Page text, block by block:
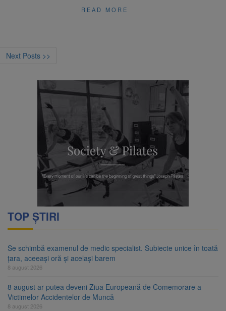
READ MORE
Next Posts >>
TOP ȘTIRI
Se schimbă examenul de medic specialist. Subiecte unice în toată
țara, aceeași oră și același barem
8 august 2026
8 august ar putea deveni Ziua Europeană de Comemorare a
Victimelor Accidentelor de Muncă
8 august 2026